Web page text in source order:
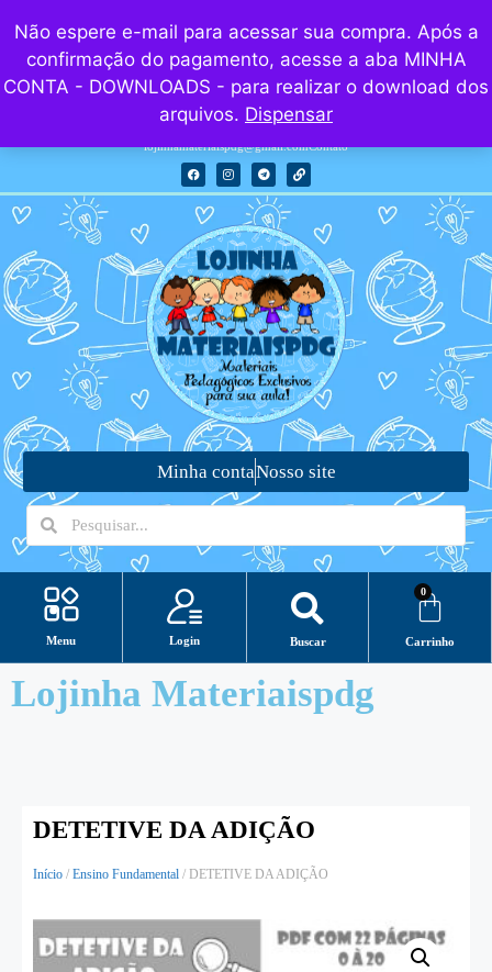
global $post; $featured_img_url =
get_the_post_thumbnail_url( $post->ID, 'full' ); if (
$featured_img_url ) { echo ''; echo ''; echo ''; echo ' '; } }
Não espere e-mail para acessar sua compra. Após a
confirmação do pagamento, acesse a aba MINHA
CONTA - DOWNLOADS - para realizar o download dos
arquivos. Dispensar
lojinhamateriaispdg@gmail.comContato
Minha contaNosso site
Menu Login Buscar
0
Carrinho
Lojinha Materiaispdg
DETETIVE DA ADIÇÃO
Início / Ensino Fundamental / DETETIVE DA ADIÇÃO